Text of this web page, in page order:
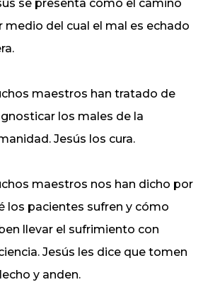
se presenta como el camino
medio del cual el mal es echado
maestros han tratado de
los males de la
Jesús los cura.
maestros nos han dicho por
los pacientes sufren y cómo
llevar el sufrimiento con
Jesús les dice que tomen
y anden.